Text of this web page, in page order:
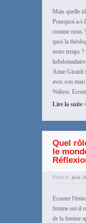
Mais quelle
Pourquoi a-t-
comme nous
quoi la
notre temps
Anne Girault
avec son
Wahou.
Lire la suite ›
Quel
le
Posté le: juin
Ecouter
femme est-il
de la femme